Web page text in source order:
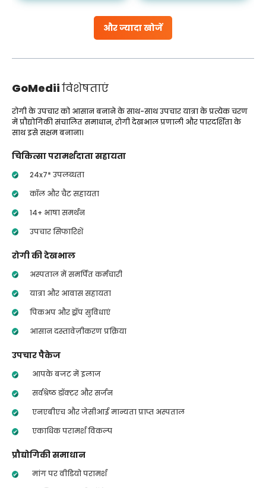
और ज्यादा खोजें
GoMediiविशेषताएं
रोगी के उपचार को आसान बनाने के साथ-साथ उपचार यात्रा के प्रत्येक चरण
में प्रौद्योगिकी संचालित समाधान, रोगी देखभाल प्रणाली और पारदर्शिता के
साथ इसे सक्षम बनाना।
चिकित्सा परामर्शदाता सहायता
24x7* उपलब्धता
कॉल और चैट सहायता
14+ भाषा समर्थन
उपचार सिफारिशें
रोगी की देखभाल
अस्पताल में समर्पित कर्मचारी
यात्रा और आवास सहायता
पिकअप और ड्रॉप सुविधाएं
आसान दस्तावेज़ीकरण प्रक्रिया
उपचार पैकेज
आपके बजट में इलाज
सर्वश्रेष्ठ डॉक्टर और सर्जन
एनएबीएच और जेसीआई मान्यता प्राप्त अस्पताल
एकाधिक परामर्श विकल्प
प्रौद्योगिकी समाधान
मांग पर वीडियो परामर्श